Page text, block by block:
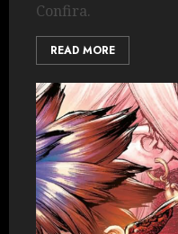
Confira.
READ MORE